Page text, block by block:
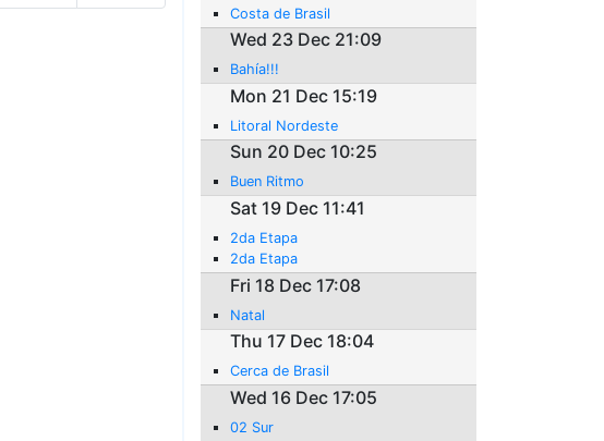
Costa de Brasil
Wed 23 Dec 21:09
Bahía!!!
Mon 21 Dec 15:19
Litoral Nordeste
Sun 20 Dec 10:25
Buen Ritmo
Sat 19 Dec 11:41
2da Etapa
2da Etapa
Fri 18 Dec 17:08
Natal
Thu 17 Dec 18:04
Cerca de Brasil
Wed 16 Dec 17:05
02 Sur